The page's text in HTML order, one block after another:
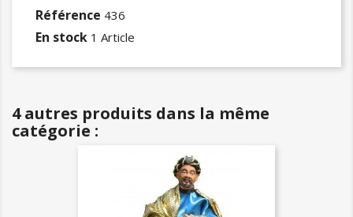
Référence 436
En stock 1 Article
4 autres produits dans la même
catégorie :